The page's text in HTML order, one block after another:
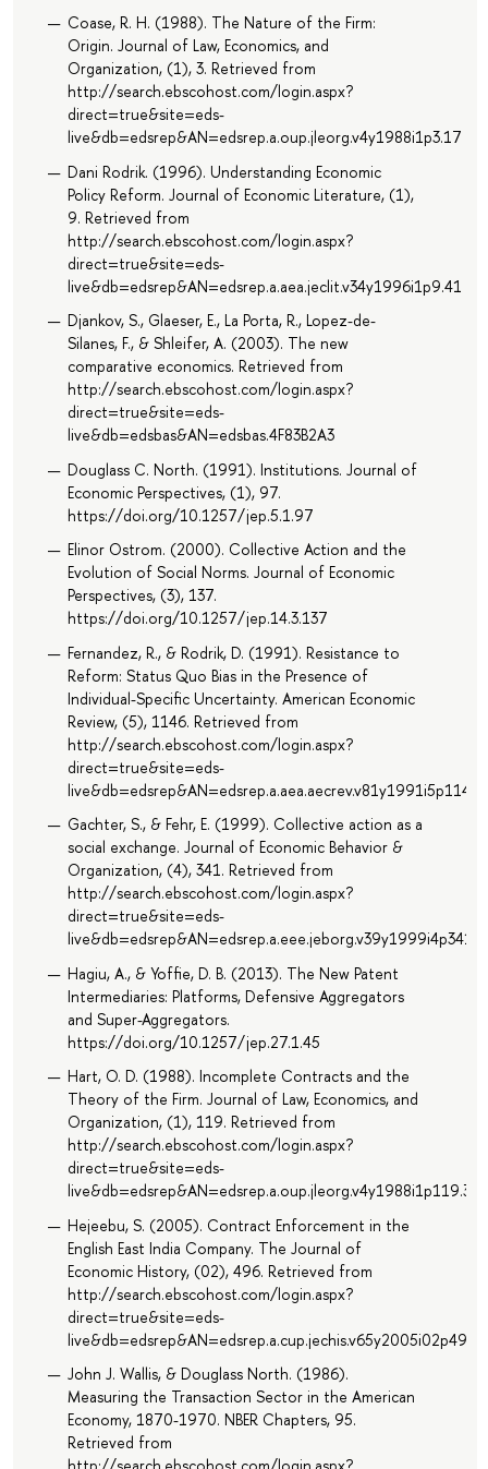
Coase, R. H. (1988). The Nature of the Firm:
Origin. Journal of Law, Economics, and
Organization, (1), 3. Retrieved from
http://search.ebscohost.com/login.aspx?
direct=true&site=eds-
live&db=edsrep&AN=edsrep.a.oup.jleorg.v4y1988i1p3.17
Dani Rodrik. (1996). Understanding Economic
Policy Reform. Journal of Economic Literature, (1),
9. Retrieved from
http://search.ebscohost.com/login.aspx?
direct=true&site=eds-
live&db=edsrep&AN=edsrep.a.aea.jeclit.v34y1996i1p9.41
Djankov, S., Glaeser, E., La Porta, R., Lopez-de-
Silanes, F., & Shleifer, A. (2003). The new
comparative economics. Retrieved from
http://search.ebscohost.com/login.aspx?
direct=true&site=eds-
live&db=edsbas&AN=edsbas.4F83B2A3
Douglass C. North. (1991). Institutions. Journal of
Economic Perspectives, (1), 97.
https://doi.org/10.1257/jep.5.1.97
Elinor Ostrom. (2000). Collective Action and the
Evolution of Social Norms. Journal of Economic
Perspectives, (3), 137.
https://doi.org/10.1257/jep.14.3.137
Fernandez, R., & Rodrik, D. (1991). Resistance to
Reform: Status Quo Bias in the Presence of
Individual-Specific Uncertainty. American Economic
Review, (5), 1146. Retrieved from
http://search.ebscohost.com/login.aspx?
direct=true&site=eds-
Gachter, S., & Fehr, E. (1999). Collective action as a
social exchange. Journal of Economic Behavior &
Organization, (4), 341. Retrieved from
http://search.ebscohost.com/login.aspx?
direct=true&site=eds-
Hagiu, A., & Yoffie, D. B. (2013). The New Patent
Intermediaries: Platforms, Defensive Aggregators
and Super-Aggregators.
https://doi.org/10.1257/jep.27.1.45
Hart, O. D. (1988). Incomplete Contracts and the
Theory of the Firm. Journal of Law, Economics, and
Organization, (1), 119. Retrieved from
http://search.ebscohost.com/login.aspx?
direct=true&site=eds-
live&db=edsrep&AN=edsrep.a.oup.jleorg.v4y1988i1p119.39
Hejeebu, S. (2005). Contract Enforcement in the
English East India Company. The Journal of
Economic History, (02), 496. Retrieved from
http://search.ebscohost.com/login.aspx?
direct=true&site=eds-
John J. Wallis, & Douglass North. (1986).
Measuring the Transaction Sector in the American
Economy, 1870-1970. NBER Chapters, 95.
Retrieved from